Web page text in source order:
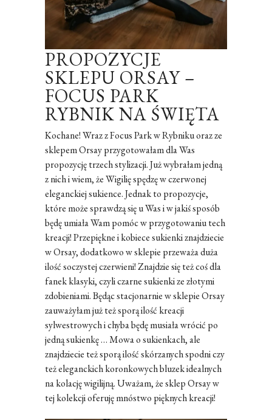
PROPOZYCJE
SKLEPU ORSAY –
FOCUS PARK
RYBNIK NA ŚWIĘTA
Kochane! Wraz z Focus Park w Rybniku oraz ze
sklepem Orsay przygotowałam dla Was
propozycję trzech stylizacji. Już wybrałam jedną
z nich i wiem, że Wigilię spędzę w czerwonej
eleganckiej sukience. Jednak to propozycje,
które może sprawdzą się u Was i w jakiś sposób
będę umiała Wam pomóc w przygotowaniu tech
kreacji! Przepiękne i kobiece sukienki znajdziecie
w Orsay, dodatkowo w sklepie przeważa duża
ilość soczystej czerwieni! Znajdzie się też coś dla
fanek klasyki, czyli czarne sukienki ze złotymi
zdobieniami. Będąc stacjonarnie w sklepie Orsay
zauważyłam już też sporą ilość kreacji
sylwestrowych i chyba będę musiała wrócić po
jedną sukienkę … Mowa o sukienkach, ale
znajdziecie też sporą ilość skórzanych spodni czy
też eleganckich koronkowych bluzek idealnych
na kolację wigilijną. Uważam, że sklep Orsay w
tej kolekcji oferuję mnóstwo pięknych kreacji!